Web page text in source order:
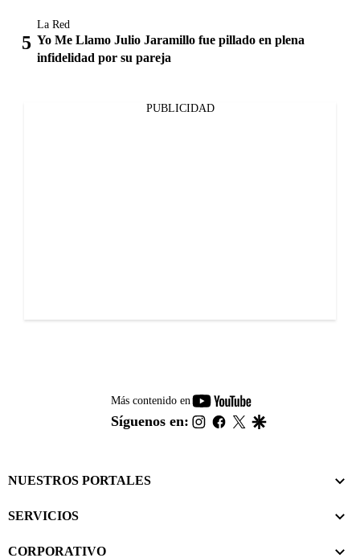
La Red
Yo Me Llamo Julio Jaramillo fue pillado en plena
infidelidad por su pareja
PUBLICIDAD
Más contenido en
youtube-
footer
Síguenos en: instagram
facebook
twitter
NUESTROS PORTALES
SERVICIOS
CORPORATIVO